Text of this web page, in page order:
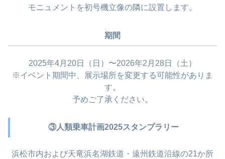
モニュメントを初号機立像の隣に設置します。
期間
2025年4月20日（日）〜2026年2月28日（土）
※イベント期間中、展示場所を変更する可能性がありま
す。
予めご了承ください。
③人類乗車計画2025スタンプラリー
浜松市内および天竜浜名湖鉄道・遠州鉄道沿線の21か所